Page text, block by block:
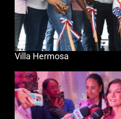
Villa Hermosa